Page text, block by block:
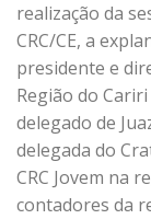
realização da
CRC/CE, a
presidente e
Região do Cariri
delegado de
delegada do
CRC Jovem na
contadores da